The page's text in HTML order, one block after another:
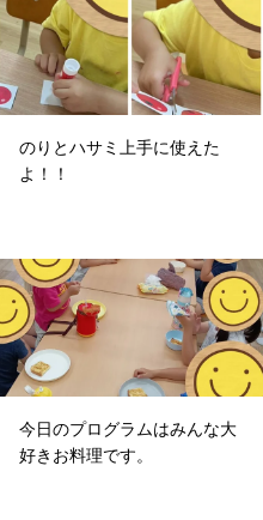
のりとハサミ上手に使えた
よ！！
今日のプログラムはみんな大
好きお料理です。